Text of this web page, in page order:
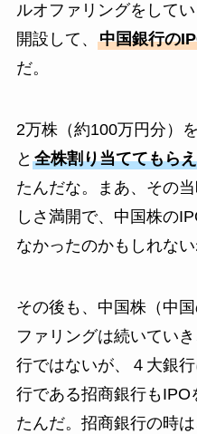
ルオファリングをして
開設して、 中国銀行の
だ。
2万株（約100万円分）
と 全株割り当ててもら
たんだな。まあ、その
しさ満開で、中国株の
なかったのかもしれない
その後も、中国株（中
ファリングは続いてい
行ではないが、４大銀
行である招商銀行も
たんだ。招商銀行の時は